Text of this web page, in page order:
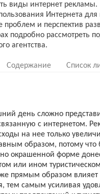
виды интернет рекламы.
Интернета
проблем и перспектив
подробно рассмотреть
Содержание Список
день сложно
с интернетом.
на нее только
образом, потому
окрашенной форме
или ином
прямым образом
тем самым усиливая